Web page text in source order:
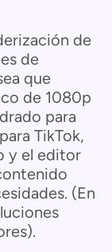
de
de
que
de 1080p
para
TikTok,
y el editor
(En